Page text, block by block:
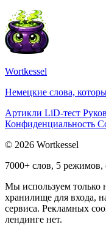
Wortkessel
Немецкие слова,
Артикли LiD-тест
Конфиденциальность
© 2026 Wortkessel
7000+ слов, 5
Мы используем только
хранилище для входа,
сервиса. Рекламных
лендинге нет.